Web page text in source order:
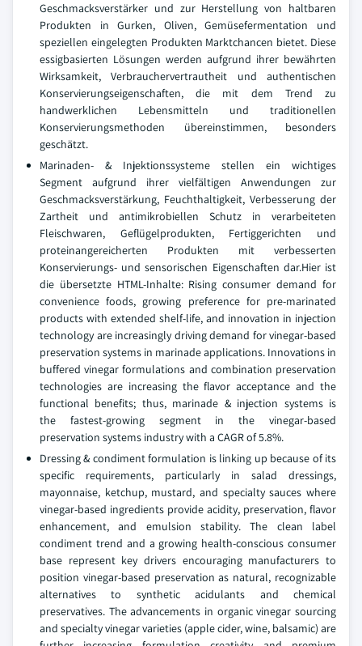
Geschmacksverstärker und zur Herstellung von haltbaren
Produkten in Gurken, Oliven, Gemüsefermentation und
speziellen eingelegten Produkten Marktchancen bietet. Diese
essigbasierten Lösungen werden aufgrund ihrer bewährten
Wirksamkeit, Verbrauchervertrautheit und authentischen
Konservierungseigenschaften, die mit dem Trend zu
handwerklichen Lebensmitteln und traditionellen
Konservierungsmethoden übereinstimmen, besonders
geschätzt.
Marinaden- & Injektionssysteme stellen ein wichtiges
Segment aufgrund ihrer vielfältigen Anwendungen zur
Geschmacksverstärkung, Feuchthaltigkeit, Verbesserung der
Zartheit und antimikrobiellen Schutz in verarbeiteten
Fleischwaren, Geflügelprodukten, Fertiggerichten und
proteinangereicherten Produkten mit verbesserten
Konservierungs- und sensorischen Eigenschaften dar.Hier ist
die übersetzte HTML-Inhalte: Rising consumer demand for
convenience foods, growing preference for pre-marinated
products with extended shelf-life, and innovation in injection
technology are increasingly driving demand for vinegar-based
preservation systems in marinade applications. Innovations in
buffered vinegar formulations and combination preservation
technologies are increasing the flavor acceptance and the
functional benefits; thus, marinade & injection systems is
the fastest-growing segment in the vinegar-based
preservation systems industry with a CAGR of 5.8%.
Dressing & condiment formulation is linking up because of its
specific requirements, particularly in salad dressings,
mayonnaise, ketchup, mustard, and specialty sauces where
vinegar-based ingredients provide acidity, preservation, flavor
enhancement, and emulsion stability. The clean label
condiment trend and a growing health-conscious consumer
base represent key drivers encouraging manufacturers to
position vinegar-based preservation as natural, recognizable
alternatives to synthetic acidulants and chemical
preservatives. The advancements in organic vinegar sourcing
and specialty vinegar varieties (apple cider, wine, balsamic) are